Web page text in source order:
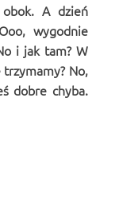
A dzień
wygodnie
i jak tam? W
No,
dobre chyba.